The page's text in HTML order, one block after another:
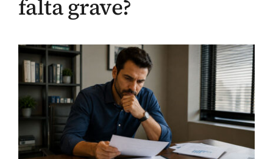
falta grave?